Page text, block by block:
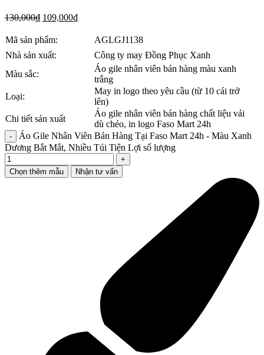
130,000₫ 109,000₫
Mã sản phẩm:
AGLGJ1138
Nhà sản xuất:
Công ty may Đồng Phục Xanh
Màu sắc:
Áo gile nhân viên bán hàng màu xanh
trắng
Loại:
May in logo theo yêu cầu (từ 10 cái trở
lên)
Chi tiết sản xuất
Áo gile nhân viên bán hàng chất liệu vải
dù chéo, in logo Faso Mart 24h
Áo Gile Nhân Viên Bán Hàng Tại Faso Mart 24h - Màu Xanh
Dương Bắt Mắt, Nhiều Túi Tiện Lợi số lượng
Chọn thêm mẫu Nhận tư vấn